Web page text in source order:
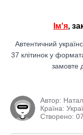
Ім'я,
Автентичний
37 клітинок у
замовте
Автор:
Країна:
Створено: